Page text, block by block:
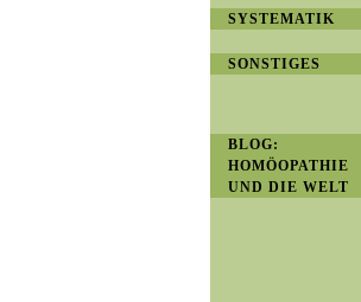
SYSTEMATIK
SONSTIGES
BLOG:
HOMÖOPATHIE
UND DIE WELT